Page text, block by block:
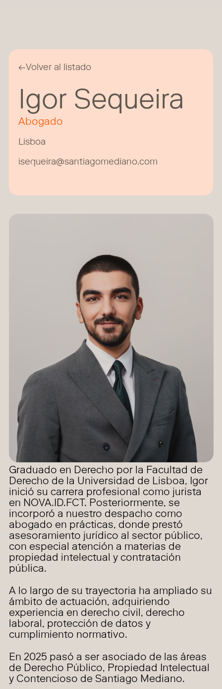
←Volver al listado
Abogado
Lisboa
isequeira@santiagomediano.com
Igor Sequeira
Graduado en Derecho por la Facultad de
Derecho de la Universidad de Lisboa, Igor
inició su carrera profesional como jurista
en NOVA.ID.FCT. Posteriormente, se
incorporó a nuestro despacho como
abogado en prácticas, donde prestó
asesoramiento jurídico al sector público,
con especial atención a materias de
propiedad intelectual y contratación
pública.
A lo largo de su trayectoria ha ampliado su
ámbito de actuación, adquiriendo
experiencia en derecho civil, derecho
laboral, protección de datos y
cumplimiento normativo.
En 2025 pasó a ser asociado de las áreas
de Derecho Público, Propiedad Intelectual
y Contencioso de Santiago Mediano.